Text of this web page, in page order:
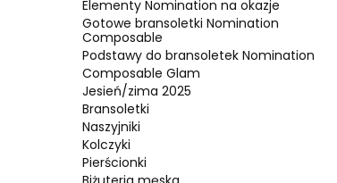
Elementy Nomination na okazje
Gotowe bransoletki Nomination
Composable
Podstawy do bransoletek Nomination
Composable Glam
Jesień/zima 2025
Bransoletki
Naszyjniki
Kolczyki
Pierścionki